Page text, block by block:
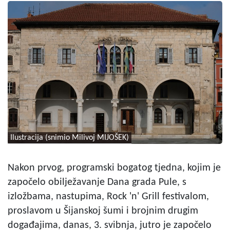
Ilustracija (snimio Milivoj MIJOŠEK)
Nakon prvog, programski bogatog tjedna, kojim je
započelo obilježavanje Dana grada Pule, s
izložbama, nastupima, Rock 'n' Grill festivalom,
proslavom u Šijanskoj šumi i brojnim drugim
događajima, danas, 3. svibnja, jutro je započelo